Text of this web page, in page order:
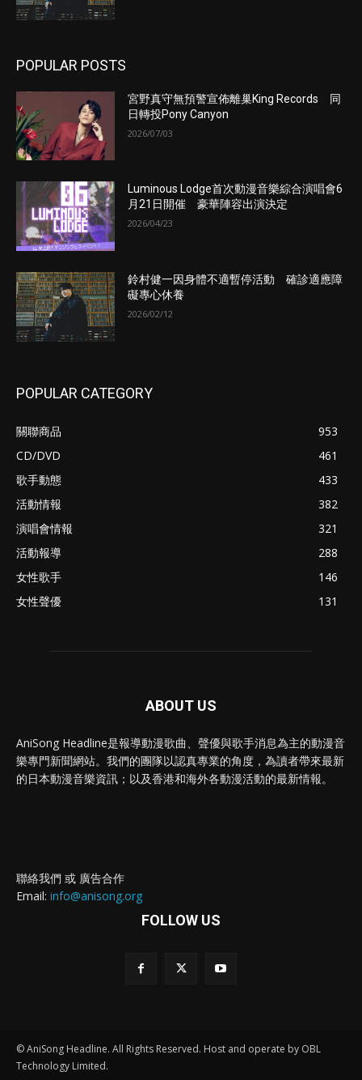
POPULAR POSTS
宮野真守無預警宣佈離巢King Records 同
日轉投Pony Canyon
2026/07/03
Luminous Lodge首次動漫音樂綜合演唱會6
月21日開催 豪華陣容出演決定
2026/04/23
鈴村健一因身體不適暫停活動 確診適應障
礙專心休養
2026/02/12
POPULAR CATEGORY
關聯商品
953
CD/DVD
461
歌手動態
433
活動情報
382
演唱會情報
321
活動報導
288
女性歌手
146
女性聲優
131
ABOUT US
AniSong Headline是報導動漫歌曲、聲優與歌手消息為主的動漫音
樂專門新聞網站。我們的團隊以認真專業的角度，為讀者帶來最新
的日本動漫音樂資訊；以及香港和海外各動漫活動的最新情報。
聯絡我們 或 廣告合作
Email: info@anisong.org
FOLLOW US
© AniSong Headline. All Rights Reserved. Host and operate by OBL
Technology Limited.